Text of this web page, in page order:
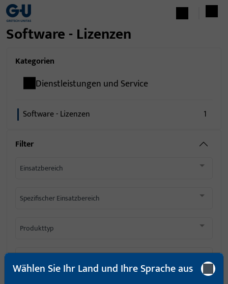
Software - Lizenzen
Kategorien
Dienstleistungen und Service
Software - Lizenzen 1
Filter
Einsatzbereich
Spezifischer Einsatzbereich
Produkttyp
Wählen Sie Ihr Land und Ihre Sprache aus